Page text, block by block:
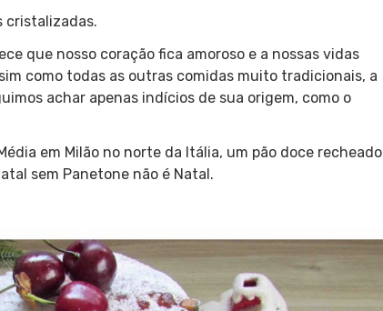
cristalizadas.
que nosso coração fica amoroso e a nossas vidas
como todas as outras comidas muito tradicionais, a
achar apenas indícios de sua origem, como o
em Milão no norte da Itália, um pão doce recheado
sem Panetone não é Natal.